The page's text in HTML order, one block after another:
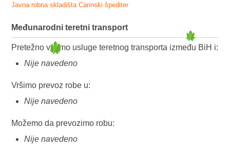
Javna robna skladišta Carinski špediter
Međunarodni teretni transport
Pretežno vršimo usluge teretnog transporta između BiH i:
Nije navedeno
Vršimo prevoz robe u:
Nije navedeno
Možemo da prevozimo robu:
Nije navedeno